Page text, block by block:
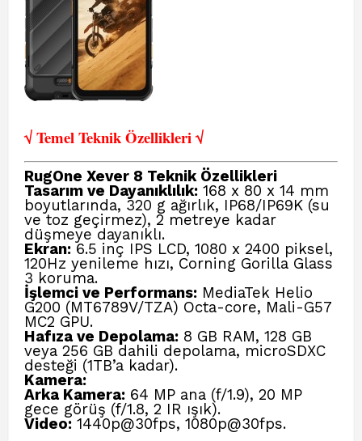
√ Temel Teknik Özellikleri √
RugOne Xever 8 Teknik Özellikleri
Tasarım ve Dayanıklılık: 168 x 80 x 14 mm
boyutlarında, 320 g ağırlık, IP68/IP69K (su
ve toz geçirmez), 2 metreye kadar
düşmeye dayanıklı.
Ekran: 6.5 inç IPS LCD, 1080 x 2400 piksel,
120Hz yenileme hızı, Corning Gorilla Glass
3 koruma.
İşlemci ve Performans: MediaTek Helio
G200 (MT6789V/TZA) Octa-core, Mali-G57
MC2 GPU.
Hafıza ve Depolama: 8 GB RAM, 128 GB
veya 256 GB dahili depolama, microSDXC
desteği (1TB’a kadar).
Kamera:
Arka Kamera: 64 MP ana (f/1.9), 20 MP
gece görüş (f/1.8, 2 IR ışık).
Video: 1440p@30fps, 1080p@30fps.